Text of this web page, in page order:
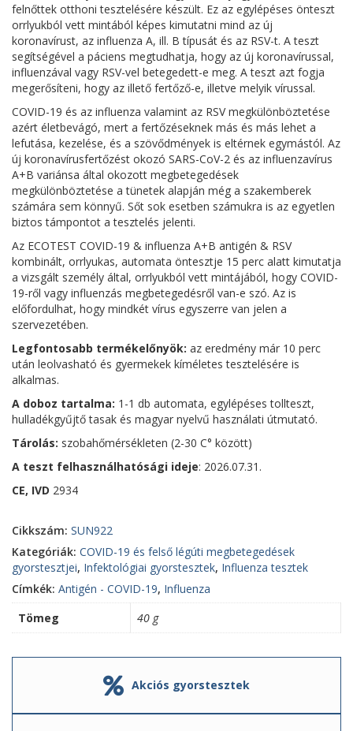
felnőttek otthoni tesztelésére készült. Ez az egylépéses önteszt
orrlyukból vett mintából képes kimutatni mind az új
koronavírust, az influenza A, ill. B típusát és az RSV-t. A teszt
segítségével a páciens megtudhatja, hogy az új koronavírussal,
influenzával vagy RSV-vel betegedett-e meg. A teszt azt fogja
megerősíteni, hogy az illető fertőző-e, illetve melyik vírussal.
COVID-19 és az influenza valamint az RSV megkülönböztetése
azért életbevágó, mert a fertőzéseknek más és más lehet a
lefutása, kezelése, és a szövődmények is eltérnek egymástól. Az
új koronavírusfertőzést okozó SARS-CoV-2 és az influenzavírus
A+B variánsa által okozott megbetegedések
megkülönböztetése a tünetek alapján még a szakemberek
számára sem könnyű. Sőt sok esetben számukra is az egyetlen
biztos támpontot a tesztelés jelenti.
Az ECOTEST COVID-19 & influenza A+B antigén & RSV
kombinált, orrlyukas, automata öntesztje 15 perc alatt kimutatja
a vizsgált személy által, orrlyukból vett mintájából, hogy COVID-
19-ről vagy influenzás megbetegedésről van-e szó. Az is
előfordulhat, hogy mindkét vírus egyszerre van jelen a
szervezetében.
Legfontosabb termékelőnyök: az eredmény már 10 perc
után leolvasható és gyermekek kíméletes tesztelésére is
alkalmas.
A doboz tartalma: 1-1 db automata, egylépéses tollteszt,
hulladékgyűjtő tasak és magyar nyelvű használati útmutató.
Tárolás: szobahőmérsékleten (2-30 C° között)
A teszt felhasználhatósági ideje: 2026.07.31.
CE, IVD 2934
Cikkszám: SUN922
Kategóriák: COVID-19 és felső légúti megbetegedések
gyorstesztjei, Infektológiai gyorstesztek, Influenza tesztek
Címkék: Antigén - COVID-19, Influenza
Tömeg
40 g
Akciós gyorstesztek